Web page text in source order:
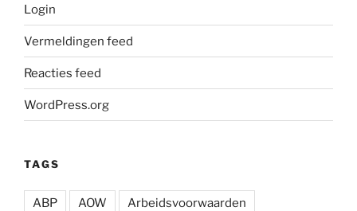
Login
Vermeldingen feed
Reacties feed
WordPress.org
TAGS
ABP AOW Arbeidsvoorwaarden